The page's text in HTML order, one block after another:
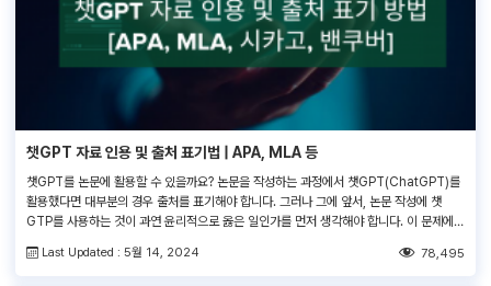
챗GPT 자료 인용 및 출처 표기법 | APA, MLA 등
챗GPT를 논문에 활용할 수 있을까요? 논문을 작성하는 과정에서 챗GPT(ChatGPT)를
활용했다면 대부분의 경우 출처를 표기해야 합니다. 그러나 그에 앞서, 논문 작성에 챗
GTP를 사용하는 것이 과연 윤리적으로 옳은 일인가를 먼저 생각해야 합니다. 이 문제에
로운 규칙과 규정들이 만들어지거나 지속적으로 변화하고 있습니다. 대부분의 저널 출판사
Last Updated : 5월 14, 2024 78,495